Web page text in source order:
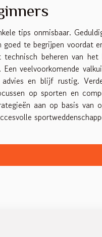
tips onmisbaar.
goed te begrijpen voordat
beheren van
veelvoorkomende
en blijf rustig.
op sporten en
aan op basis van